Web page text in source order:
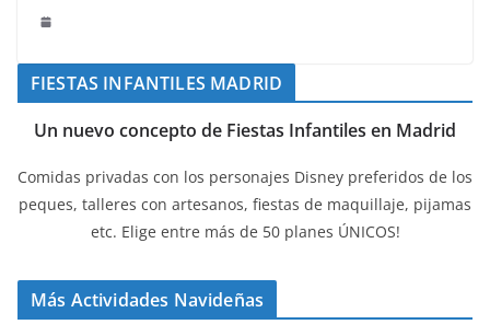
FIESTAS INFANTILES MADRID
Un nuevo concepto de Fiestas Infantiles en Madrid
Comidas privadas con los personajes Disney preferidos de los
peques, talleres con artesanos, fiestas de maquillaje, pijamas
etc. Elige entre más de 50 planes ÚNICOS!
Más Actividades Navideñas